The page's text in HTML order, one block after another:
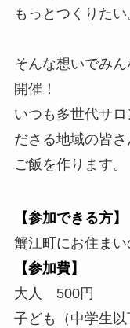
もっとつくりたい
そんな想いでみ
開催！
いつも多世代サ
ださる地域の皆
ご飯を作ります。
【参加できる方】
蟹江町にお住まい
【参加費】
大人 500円
子ども（中学生以